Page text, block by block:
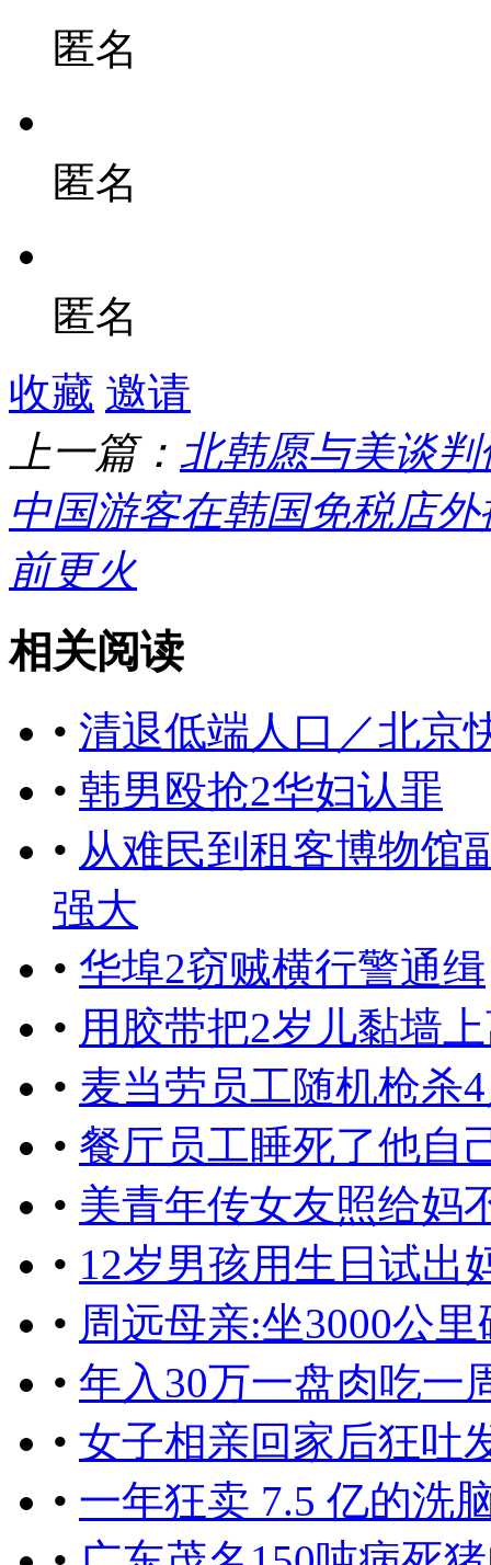
匿名
匿名
匿名
收藏 邀请
上一篇： 北韩愿与美谈
中国游客在韩国免税店
前更火
相关阅读
• 清退低端人口／北京
• 韩男殴抢2华妇认罪
• 从难民到租客博物馆
强大
• 华埠2窃贼横行警通缉
• 用胶带把2岁儿黏墙
• 麦当劳员工随机枪杀
• 餐厅员工睡死了他自
• 美青年传女友照给妈
• 12岁男孩用生日试出
• 周远母亲:坐3000公
• 年入30万一盘肉吃一
• 女子相亲回家后狂吐
• 一年狂卖 7.5 亿的洗